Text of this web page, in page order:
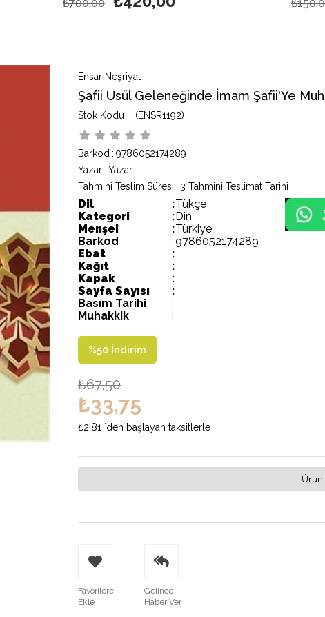
₺700,00
Ensar Neşriyat
Şafii Usül Geleneğinde İmam Şafii'Ye
(ENSR1192)
Barkod : 9786052174289
Yazar : Yazar
Tahmini Teslim Süresi : 3 Tahmini Teslimat Tarihi
Dil :Tükçe
Kategori
:Din
Menşei
:Türkiye
Barkod
:9786052174289
Ebat
:
Kağıt
:
Kapak
:
Sayfa Sayısı
:
Basım Tarihi
:
Muhakkik
:
%50 İndirim
₺67,50
₺33,75
₺2,81 `den başlayan taksitlerle
Ürün
Favorilere
Ekle
Gelince
Haber Ver